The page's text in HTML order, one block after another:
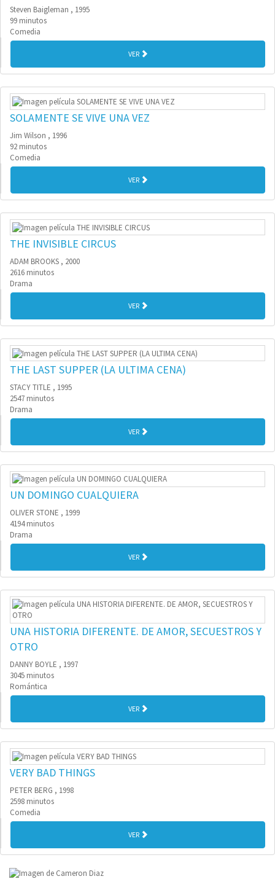
Steven Baigleman , 1995
99 minutos
Comedia
VER
SOLAMENTE SE VIVE UNA VEZ
Jim Wilson , 1996
92 minutos
Comedia
VER
THE INVISIBLE CIRCUS
ADAM BROOKS , 2000
2616 minutos
Drama
VER
THE LAST SUPPER (LA ULTIMA CENA)
STACY TITLE , 1995
2547 minutos
Drama
VER
UN DOMINGO CUALQUIERA
OLIVER STONE , 1999
4194 minutos
Drama
VER
UNA HISTORIA DIFERENTE. DE AMOR, SECUESTROS Y
OTRO
DANNY BOYLE , 1997
3045 minutos
Romántica
VER
VERY BAD THINGS
PETER BERG , 1998
2598 minutos
Comedia
VER